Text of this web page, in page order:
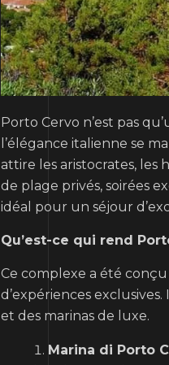
Porto Cervo n’est pas
l’élégance italienne se
attire les aristocrates, les
de plage privés, soirées
idéal pour un séjour
Qu’est-ce qui rend
Ce complexe a été
d’expériences
et des marinas de luxe.
Marina di Porto